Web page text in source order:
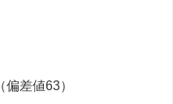
差値63）